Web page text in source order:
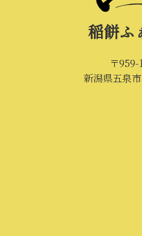
稲餅ふ
〒959-
新潟県五泉